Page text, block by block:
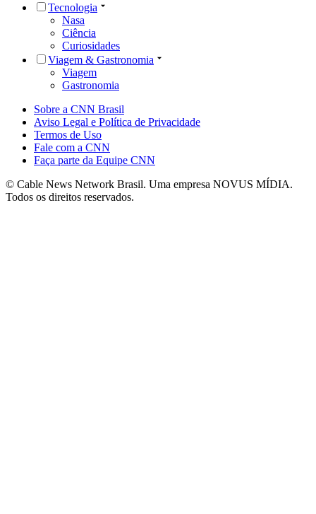
Tecnologia
Nasa
Ciência
Curiosidades
Viagem & Gastronomia
Viagem
Gastronomia
Sobre a CNN Brasil
Aviso Legal e Política de Privacidade
Termos de Uso
Fale com a CNN
Faça parte da Equipe CNN
© Cable News Network Brasil. Uma empresa NOVUS MÍDIA.
Todos os direitos reservados.